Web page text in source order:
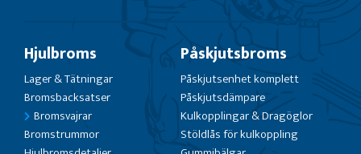
Hjulbroms
Lager & Tätningar
Bromsbacksatser
Bromsvajrar
Bromstrummor
Påskjutsbroms
Påskjutsenhet komplett
Påskjutsdämpare
Kulkopplingar & Dragöglor
Stöldlås för kulkoppling